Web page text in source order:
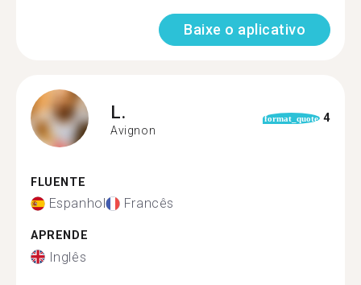
Baixe o aplicativo
L.
Avignon
format_quote 4
FLUENTE
Espanhol Francês
APRENDE
Inglês